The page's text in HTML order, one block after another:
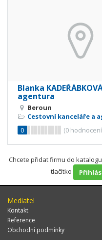
Blanka
agentura
Beroun
Cestovní kanceláře a
0
(0
Chcete přidat firmu do
tlačítko
Mediatel
Kontakt
Reference
Obchodní podmínky